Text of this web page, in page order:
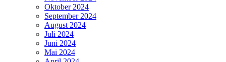
Oktober 2024
September 2024
August 2024
Juli 2024
Juni 2024
Mai 2024